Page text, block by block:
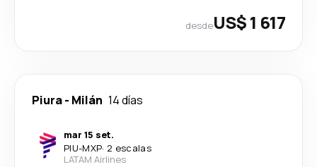
desdeUS$ 1 617
Piura- Milán 14 días
mar 15 set.
PIU-MXP· 2 escalas
LATAM Airlines